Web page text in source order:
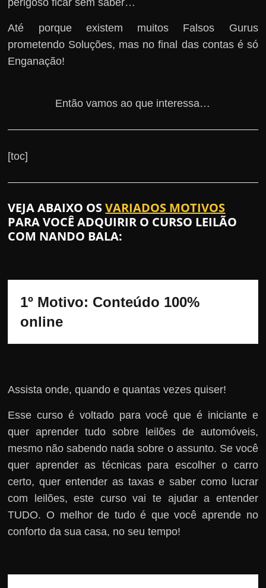
perigoso ficar sem saber…
Até porque existem muitos Falsos Gurus
prometendo Soluções, mas no final das contas é só
Enganação!
Então vamos ao que interessa…
[toc]
VEJA ABAIXO OSVARIADOS MOTIVOS
PARA VOCÊ ADQUIRIR O CURSO LEILÃO
COM NANDO BALA:
1º Motivo: Conteúdo 100%
online
Assista onde, quando e quantas vezes quiser!
Esse curso é voltado para você que é iniciante e
quer aprender tudo sobre leilões de automóveis,
mesmo não sabendo nada sobre o assunto. Se você
quer aprender as técnicas para escolher o carro
certo, quer entender as taxas e saber como lucrar
com leilões, este curso vai te ajudar a entender
TUDO. O melhor de tudo é que você aprende no
conforto da sua casa, no seu tempo!